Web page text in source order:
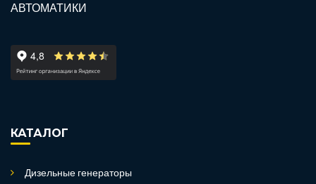
КАТАЛОГ
Дизельные генераторы